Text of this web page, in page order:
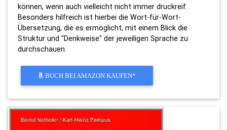
können, wenn auch vielleicht nicht immer druckreif.
Besonders hilfreich ist hierbei die Wort-für-Wort-
Übersetzung, die es ermöglicht, mit einem Blick die
Struktur und "Denkweise" der jeweiligen Sprache zu
durchschauen.
BUCH BEI AMAZON KAUFEN*